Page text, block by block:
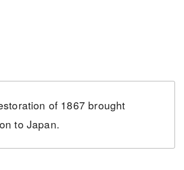
of 1867 brought
to Japan.